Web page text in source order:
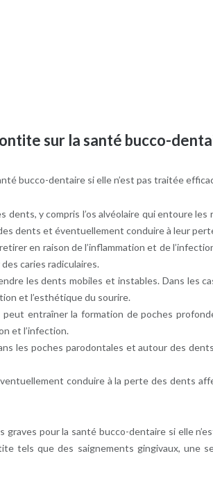
sur la santé bucco-
bucco-dentaire si elle n’est pas traitée
y compris l’os alvéolaire qui entoure
dents et éventuellement conduire à leur
en raison de l’inflammation et de
caries radiculaires.
les dents mobiles et instables. Dans les
et l’esthétique du sourire.
peut entraîner la formation de poches
et l’infection.
les poches parodontales et autour des
conduire à la perte des dents
pour la santé bucco-dentaire si elle
tels que des saignements gingivaux, une